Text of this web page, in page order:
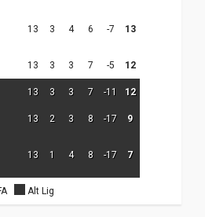
13 3 4 6 -7 13
13 3 3 7 -5 12
13 3 3 7 -11 12
13 2 3 8 -17 9
13 1 4 8 -17 7
Alt Lig